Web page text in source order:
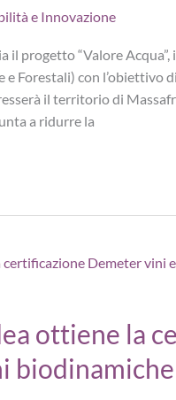
e Innovazione
il progetto “Valore
Forestali) con l’obiettivo
il territorio di
a ridurre la
ottiene la